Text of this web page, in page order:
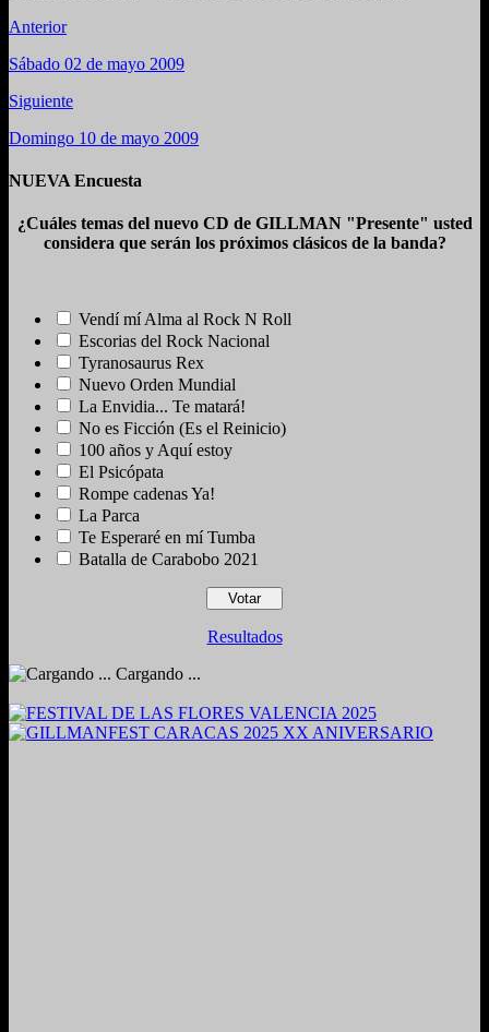
Anterior
Sábado 02 de mayo 2009
Siguiente
Domingo 10 de mayo 2009
NUEVA Encuesta
¿Cuáles temas del nuevo CD de GILLMAN "Presente" usted
considera que serán los próximos clásicos de la banda?
Vendí mí Alma al Rock N Roll
Escorias del Rock Nacional
Tyranosaurus Rex
Nuevo Orden Mundial
La Envidia... Te matará!
No es Ficción (Es el Reinicio)
100 años y Aquí estoy
El Psicópata
Rompe cadenas Ya!
La Parca
Te Esperaré en mí Tumba
Batalla de Carabobo 2021
Resultados
Cargando ...